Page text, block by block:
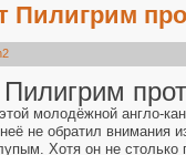
Пилигрим
Пилигрим
молодёжной англо-
не обратил внимания
Хотя он не столько